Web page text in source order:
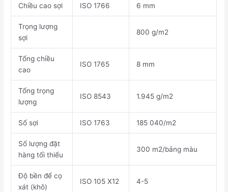
Chiều cao sợi ISO 1766 6 mm
Trọng lượng
sợi
800 g/m2
Tổng chiều
cao
ISO 1765 8 mm
Tổng trọng
lượng
ISO 8543 1.945 g/m2
Số sợi ISO 1763 185 040/m2
Số lượng đặt
hàng tối thiểu
300 m2/bảng màu
Độ bền để cọ
xát (khô)
ISO 105 X12 4-5